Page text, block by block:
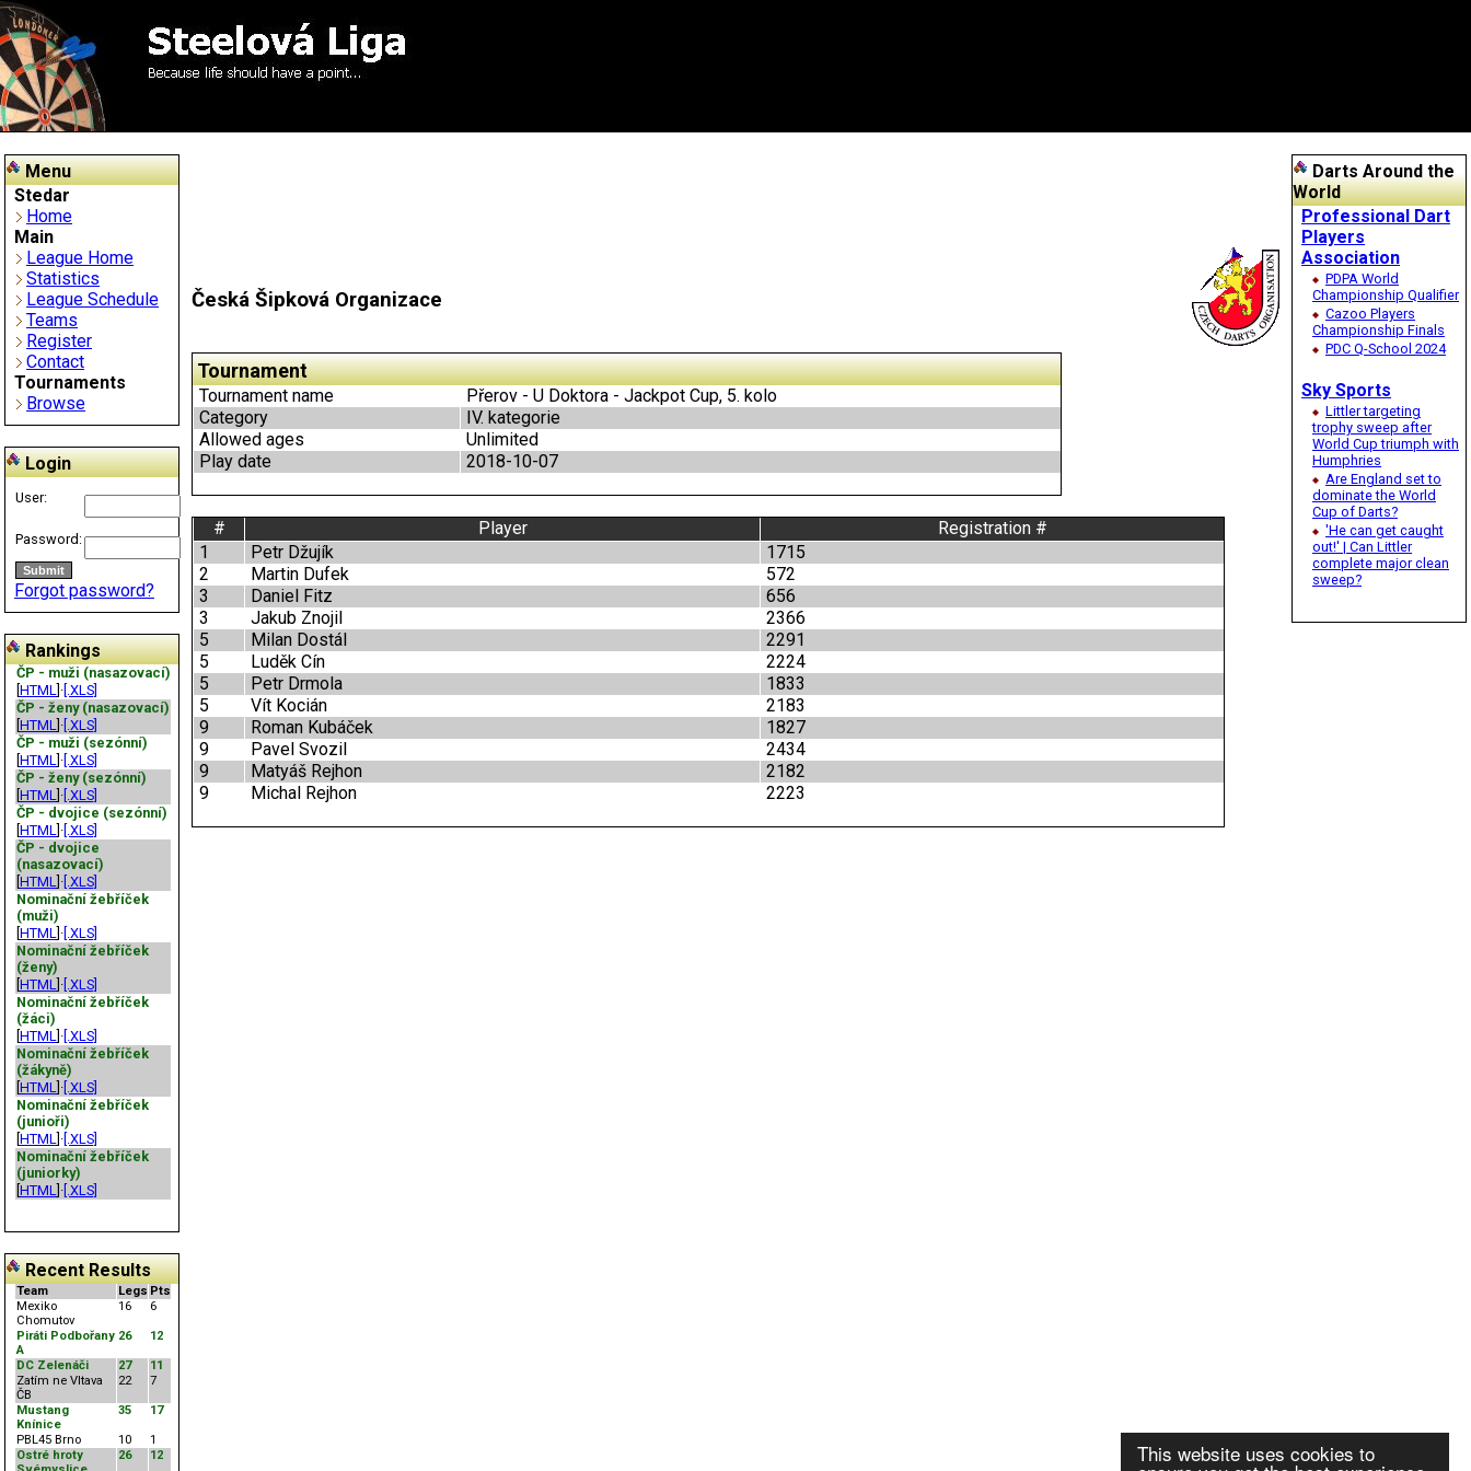
This website uses cookies to
Menu
Stedar
Home
Main
League Home
Statistics
League Schedule
Teams
Register
Contact
Tournaments
Browse
Login
User:
Password:
Forgot password?
Rankings
ČP - muži (nasazovací)
HTML ]· [.XLS]
ČP - ženy (nasazovací)
HTML ]· [.XLS]
ČP - muži (sezónní)
HTML ]· [.XLS]
ČP - ženy (sezónní)
HTML ]· [.XLS]
ČP - dvojice (sezónní)
HTML ]· [.XLS]
ČP - dvojice
(nasazovací)
HTML ]· [.XLS]
Nominační žebříček
(muži)
HTML ]· [.XLS]
Nominační žebříček
(ženy)
HTML ]· [.XLS]
Nominační žebříček
(žáci)
HTML ]· [.XLS]
Nominační žebříček
(žákyně)
HTML ]· [.XLS]
Nominační žebříček
(junioři)
HTML ]· [.XLS]
Nominační žebříček
(juniorky)
HTML ]· [.XLS]
Recent Results
Team Legs Pts
Mexiko
Chomutov
16 6
Piráti Podbořany
A
26 12
DC Zelenáči 27
11
Zatím ne Vltava
ČB
22 7
Mustang
Knínice
35 17
PBL45 Brno 10
1
Ostré hroty
26 12
Darts Around the
World
Professional Dart
Players
Association
PDPA World
Championship Qualifier
Cazoo Players
Championship Finals
PDC Q-School 2024
Sky Sports
Littler targeting
trophy sweep after
World Cup triumph with
Humphries
Are England set to
dominate the World
Cup of Darts?
'He can get caught
out!' | Can Littler
complete major clean
sweep?
Česká Šipková Organizace
Tournament
Tournament name
Přerov - U Doktora - Jackpot Cup, 5. kolo
Category
IV. kategorie
Allowed ages
Unlimited
Play date
2018-10-07
# Player
Registration #
1
Petr Džujík
1715
2
Martin Dufek
572
3
Daniel Fitz
656
3
Jakub Znojil
2366
5
Milan Dostál
2291
5
Luděk Cín
2224
5
Petr Drmola
1833
5
Vít Kocián
2183
9
Roman Kubáček
1827
9
Pavel Svozil
2434
9
Matyáš Rejhon
2182
9
Michal Rejhon 2223